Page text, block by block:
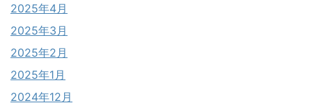
2025年4月
2025年3月
2025年2月
2025年1月
2024年12月